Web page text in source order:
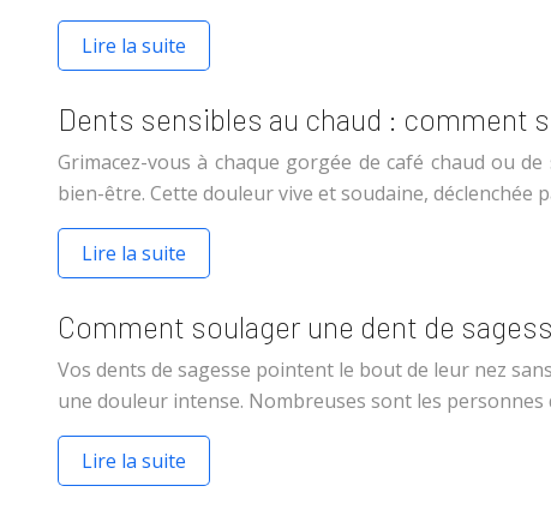
Lire la suite
Dents sensibles au chaud : comment
Grimacez-vous à chaque gorgée de café chaud ou
bien-être. Cette douleur vive et soudaine, déclenchée
Lire la suite
Comment soulager une dent de
Vos dents de sagesse pointent le bout de leur nez
une douleur intense. Nombreuses sont les personnes
Lire la suite